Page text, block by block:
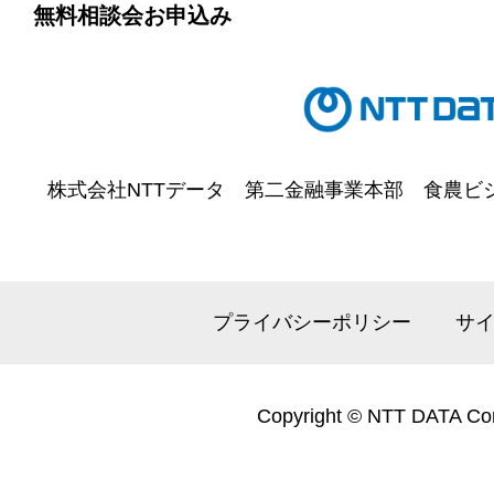
無料相談会お申込み
株式会社NTTデータ 第二金融事業本部 食農
プライバシーポリシー サ
Copyright © NTT DATA